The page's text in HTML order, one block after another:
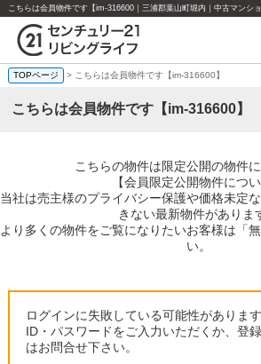
TOPページ > こちらは会員物件です【im-316600】
こちらは会員物件です【im-316600】
こちらの物件は限定公開の物件に
【会員限定公開物件につい
当社は売主様のプライバシー保護や価格未定
きない最新物件がありま
より多くの物件をご覧になりたいお客様は「
い。
ログインに失敗している可能性がありま
ID・パスワードをご入力いただくか、登
はお問合せ下さい。